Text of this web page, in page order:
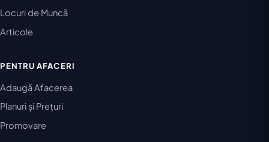
Locuri de Muncă
Articole
PENTRU AFACERI
Adaugă Afacerea
Planuri și Prețuri
Promovare